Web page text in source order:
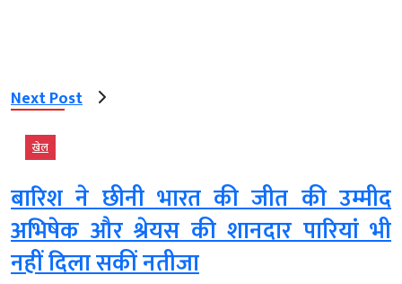
Next Post
खेल
बारिश ने छीनी भारत की जीत की उम्मीद
अभिषेक और श्रेयस की शानदार पारियां भी
नहीं दिला सकीं नतीजा